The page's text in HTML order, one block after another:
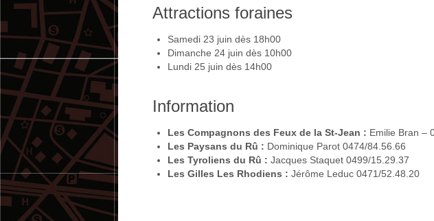
Attractions foraines
Samedi 23 juin dès 18h00
Dimanche 24 juin dès 10h00
Lundi 25 juin dès 14h00
Information
Les Compagnons des Feux de la St-Jean : Emilie Bran –
Les Paysans du Rû : Dominique Parot 0474/84.56.66
Les Tyroliens du Rû : Jacques Staquet 0499/15.29.37
Les Gilles Les Rhodiens : Jérôme Leduc 0471/52.48.20